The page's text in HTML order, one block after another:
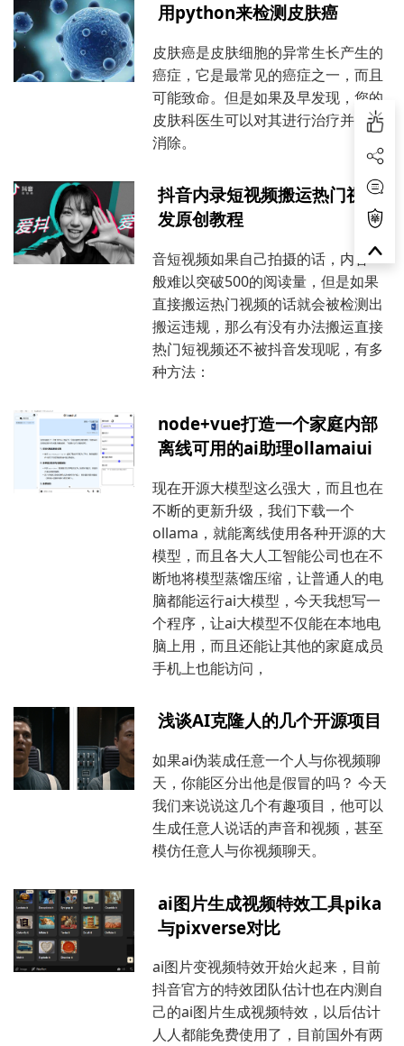
用python来检测皮肤癌
皮肤癌是皮肤细胞的异常生长产生的
癌症，它是最常见的癌症之一，而且
可能致命。但是如果及早发现，您的
皮肤科医生可以对其进行治疗并彻底
消除。
抖音内录短视频搬运热门视频
发原创教程
音短视频如果自己拍摄的话，内容一
般难以突破500的阅读量，但是如果
直接搬运热门视频的话就会被检测出
搬运违规，那么有没有办法搬运直接
热门短视频还不被抖音发现呢，有多
种方法：
node+vue打造一个家庭内部
离线可用的ai助理ollamaiui
现在开源大模型这么强大，而且也在
不断的更新升级，我们下载一个
ollama，就能离线使用各种开源的大
模型，而且各大人工智能公司也在不
断地将模型蒸馏压缩，让普通人的电
脑都能运行ai大模型，今天我想写一
个程序，让ai大模型不仅能在本地电
脑上用，而且还能让其他的家庭成员
手机上也能访问，
浅谈AI克隆人的几个开源项目
如果ai伪装成任意一个人与你视频聊
天，你能区分出他是假冒的吗？ 今天
我们来说说这几个有趣项目，他可以
生成任意人说话的声音和视频，甚至
模仿任意人与你视频聊天。
ai图片生成视频特效工具pika
与pixverse对比
ai图片变视频特效开始火起来，目前
抖音官方的特效团队估计也在内测自
己的ai图片生成视频特效，以后估计
人人都能免费使用了，目前国外有两